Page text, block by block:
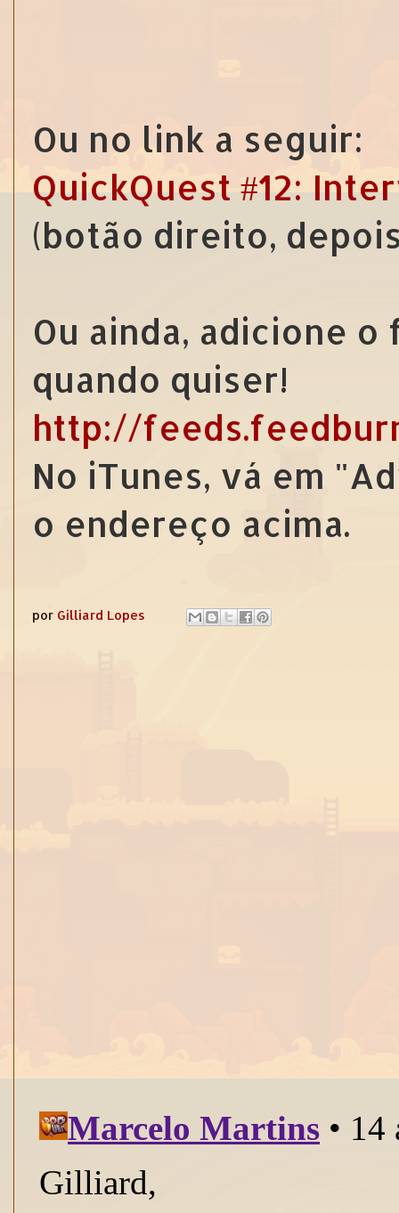
Ou no link a seguir:
QuickQuest #12:
(botão direito,
Ou ainda, adicione
quando quiser!
http://
No iTunes, vá em
o endereço acima.
por Gilliard Lopes